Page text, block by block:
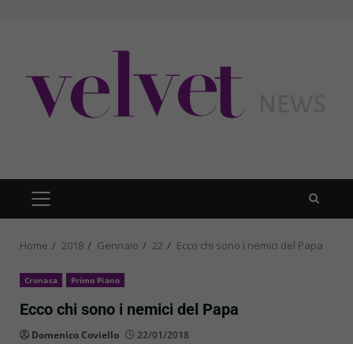
PRIMARY
MENU
Home 2018 Gennaio 22 Ecco chi sono i nemici del Papa
Cronaca Primo Piano
Ecco chi sono i nemici del Papa
Domenico Coviello 22/01/2018